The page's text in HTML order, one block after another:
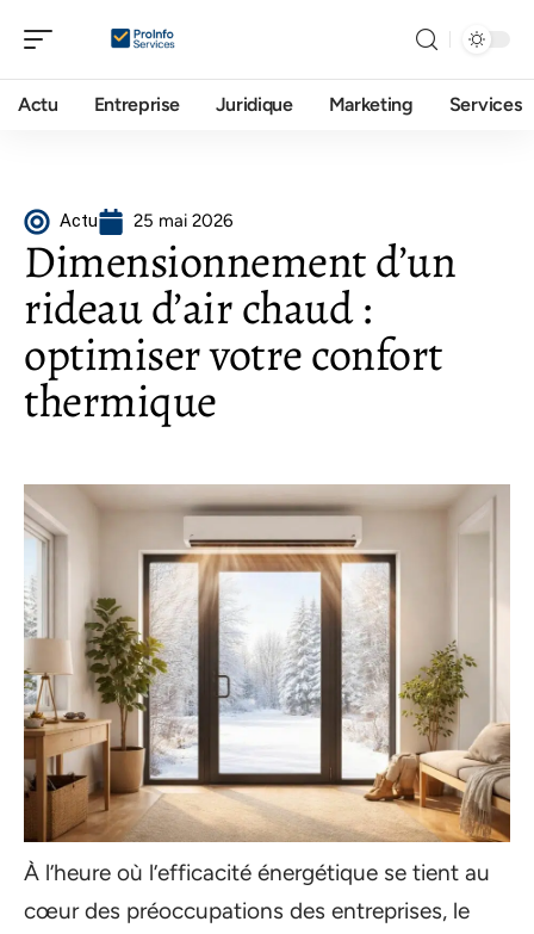
Actu Entreprise Juridique Marketing Services
Actu 25 mai 2026
Dimensionnement d’un
rideau d’air chaud :
optimiser votre confort
thermique
À l’heure où l’efficacité énergétique se tient au
cœur des préoccupations des entreprises, le